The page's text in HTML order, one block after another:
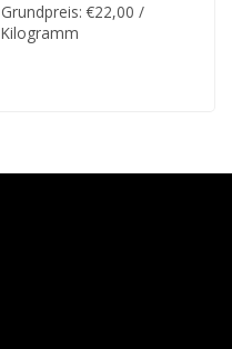
Grundpreis: €22,00 /
Kilogramm